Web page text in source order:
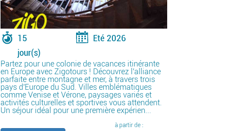
15
jour(s)
Eté 2026
Partez pour une colonie de vacances itinérante
en Europe avec Zigotours ! Découvrez l'alliance
parfaite entre montagne et mer, à travers trois
pays d'Europe du Sud. Villes emblématiques
comme Venise et Vérone, paysages variés et
activités culturelles et sportives vous attendent.
Un séjour idéal pour une première expérien...
à partir de :